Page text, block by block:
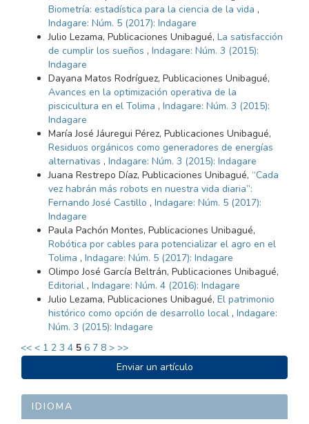
Biometría: estadística para la ciencia de la vida ,
Indagare: Núm. 5 (2017): Indagare
Julio Lezama, Publicaciones Unibagué, La satisfacción
de cumplir los sueños , Indagare: Núm. 3 (2015):
Indagare
Dayana Matos Rodríguez, Publicaciones Unibagué,
Avances en la optimización operativa de la
piscicultura en el Tolima , Indagare: Núm. 3 (2015):
Indagare
María José Jáuregui Pérez, Publicaciones Unibagué,
Residuos orgánicos como generadores de energías
alternativas , Indagare: Núm. 3 (2015): Indagare
Juana Restrepo Díaz, Publicaciones Unibagué, “Cada
vez habrán más robots en nuestra vida diaria”:
Fernando José Castillo , Indagare: Núm. 5 (2017):
Indagare
Paula Pachón Montes, Publicaciones Unibagué,
Robótica por cables para potencializar el agro en el
Tolima , Indagare: Núm. 5 (2017): Indagare
Olimpo José García Beltrán, Publicaciones Unibagué,
Editorial , Indagare: Núm. 4 (2016): Indagare
Julio Lezama, Publicaciones Unibagué, El patrimonio
histórico como opción de desarrollo local , Indagare:
Núm. 3 (2015): Indagare
<< < 1 2 3 4 5 6 7 8 > >>
ENVIAR
UN
ARTÍCULO
Enviar un artículo
IDIOMA